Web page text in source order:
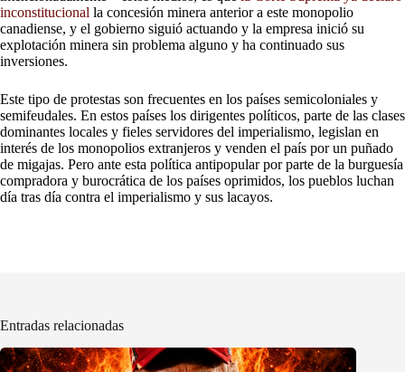
inconstitucional la concesión minera anterior a este monopolio
canadiense, y el gobierno siguió actuando y la empresa inició su
explotación minera sin problema alguno y ha continuado sus
inversiones.
Este tipo de protestas son frecuentes en los países semicoloniales y
semifeudales. En estos países los dirigentes políticos, parte de las clases
dominantes locales y fieles servidores del imperialismo, legislan en
interés de los monopolios extranjeros y venden el país por un puñado
de migajas. Pero ante esta política antipopular por parte de la burguesía
compradora y burocrática de los países oprimidos, los pueblos luchan
día tras día contra el imperialismo y sus lacayos.
Entradas relacionadas